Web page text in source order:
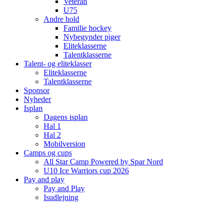
U75
Andre hold
Familie hockey
Nybegynder piger
Eliteklasserne
Talentklasserne
Talent- og eliteklasser
Eliteklasserne
Talentklasserne
Sponsor
Nyheder
Isplan
Dagens isplan
Hal 1
Hal 2
Mobilversion
Camps og cups
All Star Camp Powered by Spar Nord
U10 Ice Warriors cup 2026
Pay and play
Pay and Play
Isudlejning